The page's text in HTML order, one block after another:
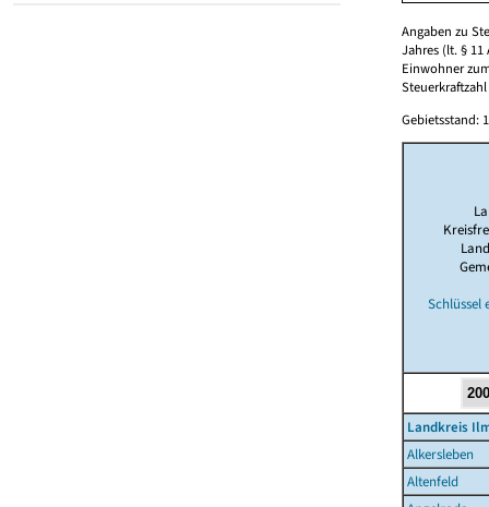
Angaben zu
Jahres (lt. § 11
Einwohner
Gebietsstand:
Schlüssel
Landkreis
Alkersleben
Altenfeld